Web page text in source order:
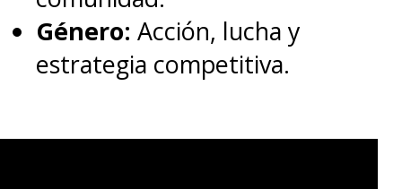
Género: Acción, lucha y
estrategia competitiva.